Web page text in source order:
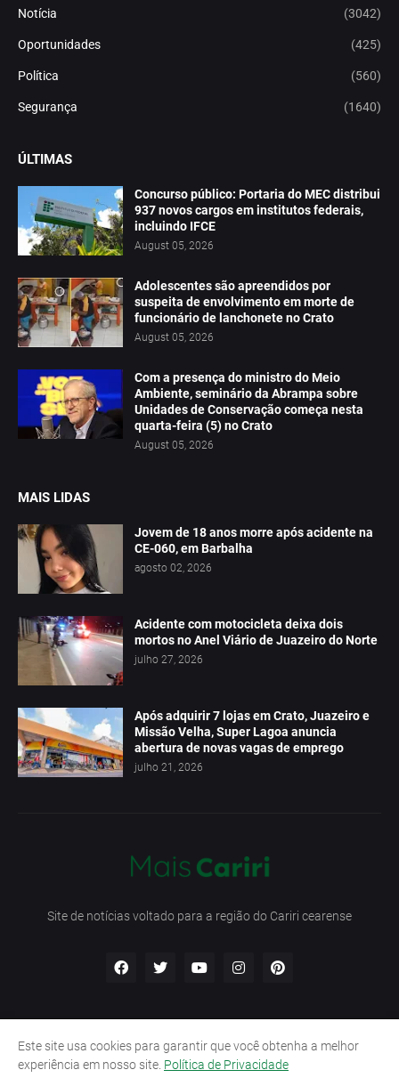
Notícia (3042)
Oportunidades (425)
Política (560)
Segurança (1640)
ÚLTIMAS
Concurso público: Portaria do MEC distribui
937 novos cargos em institutos federais,
incluindo IFCE
August 05, 2026
Adolescentes são apreendidos por
suspeita de envolvimento em morte de
funcionário de lanchonete no Crato
August 05, 2026
Com a presença do ministro do Meio
Ambiente, seminário da Abrampa sobre
Unidades de Conservação começa nesta
quarta-feira (5) no Crato
August 05, 2026
MAIS LIDAS
Jovem de 18 anos morre após acidente na
CE-060, em Barbalha
agosto 02, 2026
Acidente com motocicleta deixa dois
mortos no Anel Viário de Juazeiro do Norte
julho 27, 2026
Após adquirir 7 lojas em Crato, Juazeiro e
Missão Velha, Super Lagoa anuncia
abertura de novas vagas de emprego
julho 21, 2026
Site de notícias voltado para a região do Cariri cearense
Início Contato
Política de Privacidade
Termos e Condições
Este site usa cookies para garantir que você obtenha a melhor
experiência em nosso site. Política de Privacidade